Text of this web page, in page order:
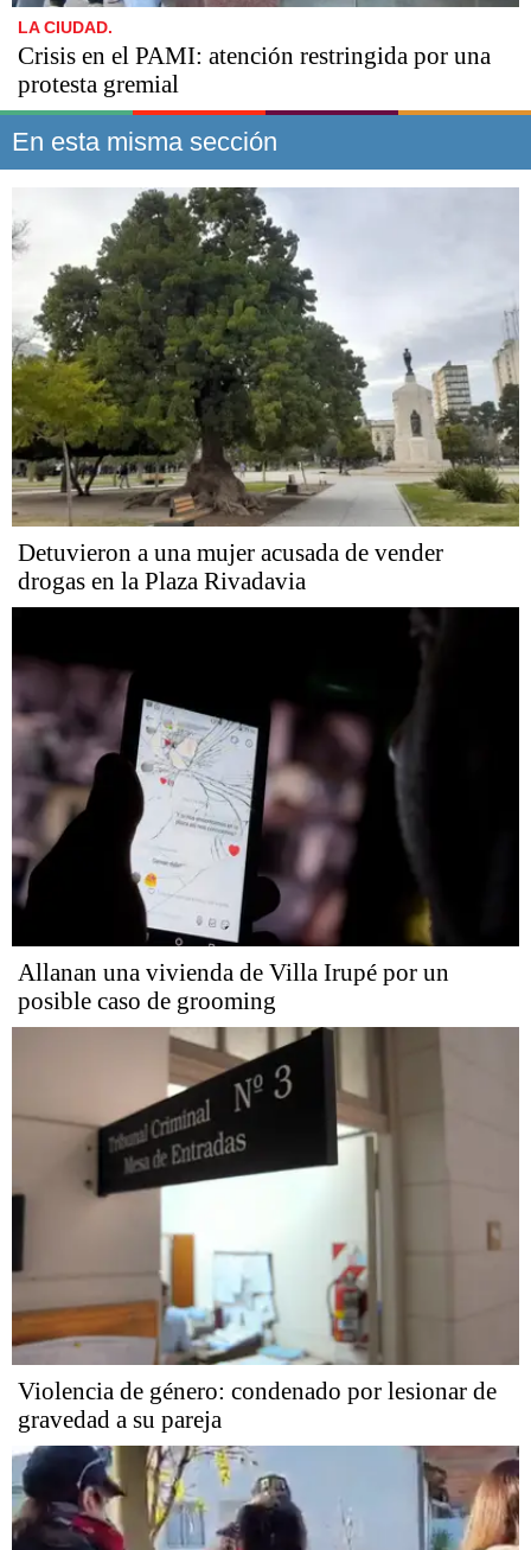
LA CIUDAD.
Crisis en el PAMI: atención restringida por una
protesta gremial
En esta misma sección
Detuvieron a una mujer acusada de vender
drogas en la Plaza Rivadavia
Allanan una vivienda de Villa Irupé por un
posible caso de grooming
Violencia de género: condenado por lesionar de
gravedad a su pareja